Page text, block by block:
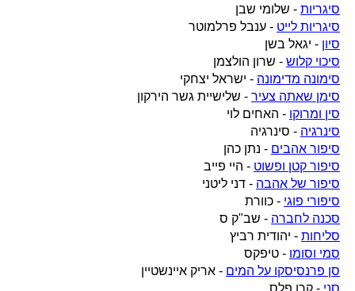
סיגריות - שלומי שבן
סיגריות לייט - ענבל פרלמוטר
סיון - יגאל בשן
סיכוי קלוש - שרון הולצמן
סימונה מדימונה - ישראל יצחקי
סימן שאתה צעיר - שלישיית גשר הירקון
סין ומרוקו - האחים לוי
סינרגיה - סינרגיה
סיפור אהבים - נתן כהן
סיפור קטן ופשוט - היי פייב
סיפור של אהבה - דני ליטני
סיפורי פוגי - כוורת
סכנה לחברה - שב"ק ס
סליחות - יהודית רביץ
סמי וסומו - טיפקס
סן פרנסיסקו על המים - אריק איינשטיין
סני - קרן פלס